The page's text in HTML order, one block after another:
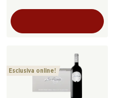
Esclusiva online!